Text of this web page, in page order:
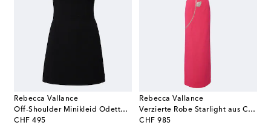
Rebecca Vallance
Off-Shoulder Minikleid Odetta aus Crêpe, verziert
CHF 495
original price
Rebecca Vallance
Verzierte Robe Starlight aus Crêpe
CHF 985
original price